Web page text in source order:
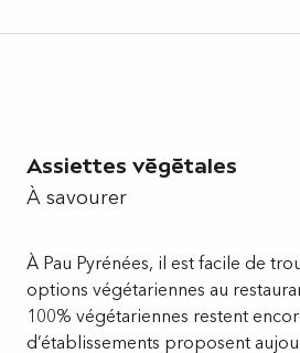
Assiettes végétales
À savourer
À Pau Pyrénées, il est facile de
options végétariennes au
100% végétariennes restent
d’établissements proposent